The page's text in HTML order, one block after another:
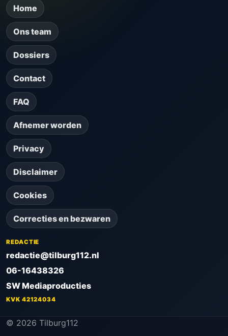
Home
Ons team
Dossiers
Contact
FAQ
Afnemer worden
Privacy
Disclaimer
Cookies
Correcties en bezwaren
REDACTIE
redactie@tilburg112.nl
06-16438326
SW Mediaproducties
KVK 42124034
© 2026 Tilburg112